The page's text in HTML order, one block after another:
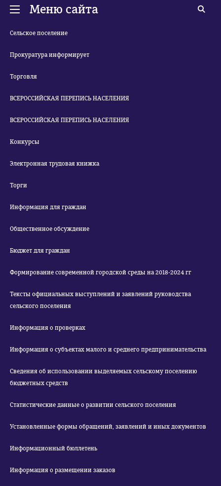
Меню сайта
Сельское поселение
Прокуратура информирует
Торговля
ВСЕРОССИЙСКАЯ ПЕРЕПИСЬ НАСЕЛЕНИЯ
ВСЕРОССИЙСКАЯ ПЕРЕПИСЬ НАСЕЛЕНИЯ
Конкурсы
Электронная трудовая книжка
Торги
Информация для граждан
Общественное обсуждение
Бюджет для граждан
Формирование современной городской среды на 2018-2024 гг
Тексты официальных выступлений и заявлений руководства
сельского поселения
Информация о проверках
Информация о субъектах малого и среднего предпринимательства
Сведения об использовании выделяемых сельскому поселению
бюджетных средств
Статистические данные о развитии сельского поселения
Установленные формы обращений, заявлений и иных документов
Информационный бюллетень
Информация о размещении заказов